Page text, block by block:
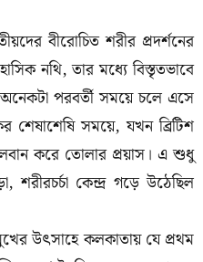
বীরোচিত শরীর প্রদর্শনের
নথি, তার মধ্যে বিস্তৃতভাবে
পরবর্তী সময়ে চলে এসে
শেষাশেষি সময়ে, যখন ব্রিটিশ
করে তোলার প্রয়াস। এ শুধু
কেন্দ্র গড়ে উঠেছিল
উৎসাহে কলকাতায় যে প্রথম